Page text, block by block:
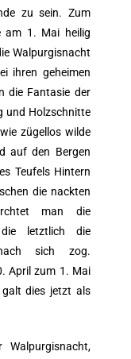
zu sein. Zum
am 1. Mai heilig
Walpurgisnacht
ihren geheimen
die Fantasie der
und Holzschnitte
zügellos wilde
auf den Bergen
Teufels Hintern
die nackten
man die
letztlich die
nach sich zog.
April zum 1. Mai
dies jetzt als
Walpurgisnacht,